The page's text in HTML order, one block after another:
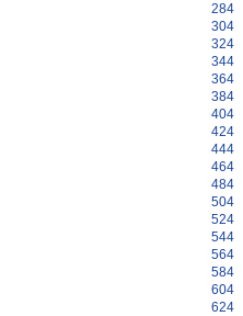
284
304
324
344
364
384
404
424
444
464
484
504
524
544
564
584
604
624